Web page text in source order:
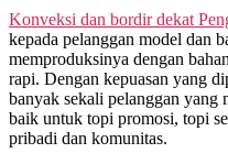
Konveksi dan bordir dekat
kepada pelanggan model dan
memproduksinya dengan
rapi. Dengan kepuasan yang
banyak sekali pelanggan yang
baik untuk topi promosi, topi
pribadi dan komunitas.